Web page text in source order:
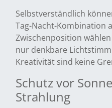
Selbstverständlich
Tag-Nacht-Kombination
Zwischenposition
nur denkbare
Kreativität sind keine
Schutz vor
Strahlung